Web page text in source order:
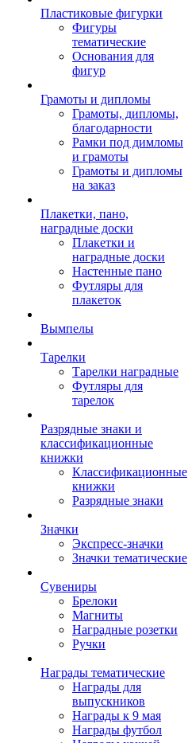
Пластиковые фигурки
Фигуры
тематические
Основания для
фигур
Грамоты и дипломы
Грамоты, дипломы,
благодарности
Рамки под димломы
и грамоты
Грамоты и дипломы
на заказ
Плакетки, пано,
наградные доски
Плакетки и
наградные доски
Настенные пано
Футляры для
плакеток
Вымпелы
Тарелки
Тарелки наградные
Футляры для
тарелок
Разрядные знаки и
классификационные
книжки
Классификационные
книжки
Разрядные знаки
Значки
Экспресс-значки
Значки тематические
Сувениры
Брелоки
Магниты
Наградные розетки
Ручки
Награды тематические
Награды для
выпускников
Награды к 9 мая
Награды футбол